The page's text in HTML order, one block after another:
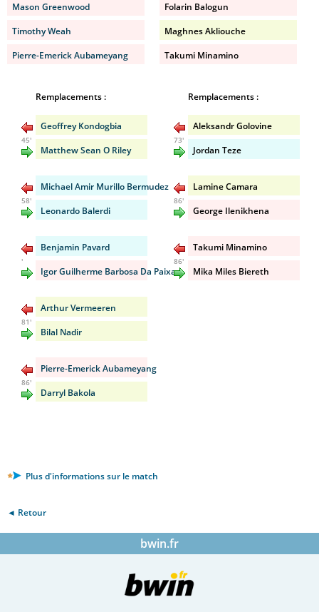
Mason Greenwood
Timothy Weah
Pierre-Emerick Aubameyang
Folarin Balogun
Maghnes Akliouche
Takumi Minamino
Remplacements :
Geoffrey Kondogbia
45'
Matthew Sean O Riley
Michael Amir Murillo Bermudez
58'
Leonardo Balerdi
Benjamin Pavard
'
Igor Guilherme Barbosa Da Paixao
Arthur Vermeeren
81'
Bilal Nadir
Pierre-Emerick Aubameyang
86'
Darryl Bakola
Remplacements :
Aleksandr Golovine
73'
Jordan Teze
Lamine Camara
86'
George Ilenikhena
Takumi Minamino
86'
Mika Miles Biereth
Plus d'informations sur le match
◄ Retour
bwin.fr